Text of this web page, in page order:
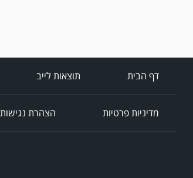
דף הבית תוצאות לייב
מדיניות פרטיות הצהרת נגישות